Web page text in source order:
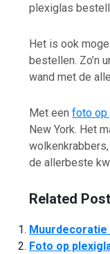
plexiglas
Het is ook
bestellen. Zo’n
wand met de
Met een foto op
New York. Het
de allerbeste
Related
Foto op